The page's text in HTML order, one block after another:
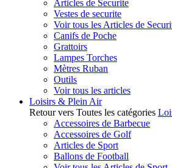
Articles de Securite
Vestes de securite
Voir tous les Articles de
Canifs de Poche
Grattoirs
Lampes Torches
Mètres Ruban
Outils
Voir tous les articles
Loisirs & Plein Air
Retour vers Toutes les catégories
Accessoires de Barbecue
Accessoires de Golf
Articles de Sport
Ballons de Football